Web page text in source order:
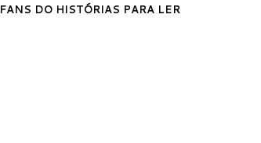
FANS DO HISTÓRIAS PARA LER